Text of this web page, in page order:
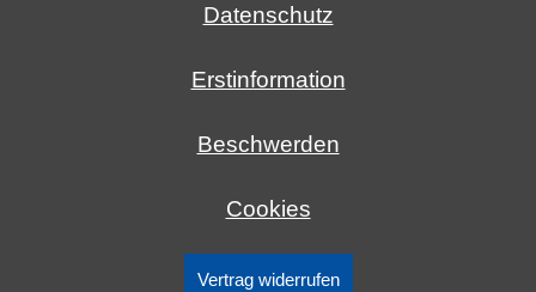
Datenschutz
Erstinformation
Beschwerden
Cookies
Vertrag widerrufen